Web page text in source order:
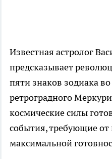
Известная астролог
предсказывает
пяти знаков зодиака
ретроградного
космические силы
события, требующие
максимальной